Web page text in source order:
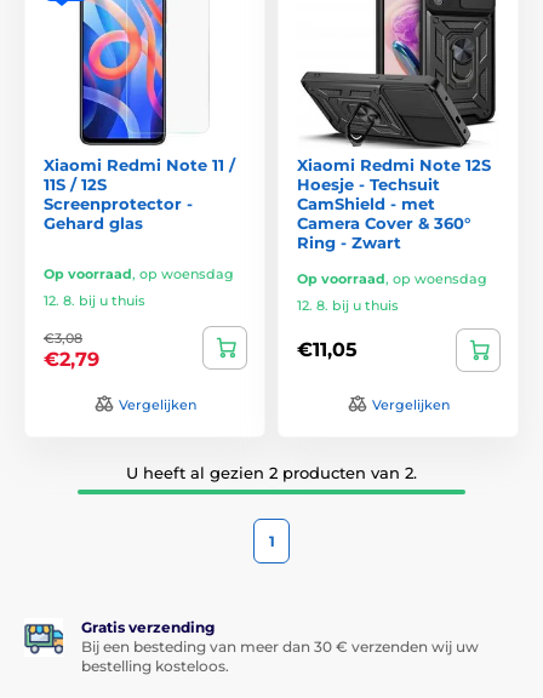
Xiaomi Redmi Note 11 /
11S / 12S
Screenprotector -
Gehard glas
Op voorraad, op woensdag
12. 8. bij u thuis
€3,08
€2,79
Vergelijken
Xiaomi Redmi Note 12S
Hoesje - Techsuit
CamShield - met
Camera Cover & 360°
Ring - Zwart
Op voorraad, op woensdag
12. 8. bij u thuis
€11,05
Vergelijken
U heeft al gezien 2 producten van 2.
1
Gratis verzending
Bij een besteding van meer dan 30 € verzenden wij uw
bestelling kosteloos.